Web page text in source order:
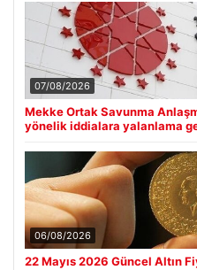
07/08/2026
Mekke Ortak Savunma
yönelik iddialara yalanlama
06/08/2026
22 Mayıs 2026 Güncel Altın